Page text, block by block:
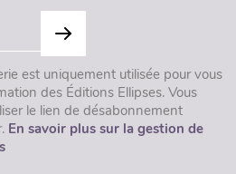
est uniquement utilisée pour vous
des Éditions Ellipses. Vous
le lien de désabonnement
En savoir plus sur la gestion de